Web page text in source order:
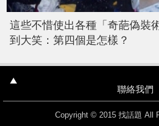
這些不惜使出各種「奇葩偽裝
到大笑：第四個是怎樣？
聯絡我們
Copyright © 2015 找話題 All